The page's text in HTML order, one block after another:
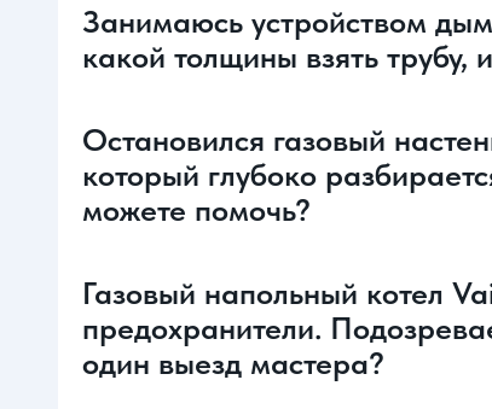
Занимаюсь устройством
какой толщины взять
Остановился газовый
который глубоко
можете помочь?
Газовый напольный котел
предохранители.
один выезд мастера?